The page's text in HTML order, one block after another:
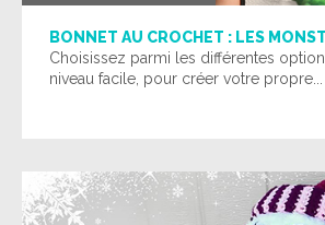
BONNET AU CROCHET : LES
Choisissez parmi les différentes
niveau facile, pour créer votre propre...